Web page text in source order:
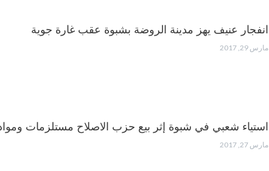
انفجار عنيف يهز مدينة الروضة بشبوة عقب غارة جوية
مارس 29, 2017
استياء شعبي في شبوة إثر بيع حزب الاصلاح مستلزمات
مارس 27, 2017